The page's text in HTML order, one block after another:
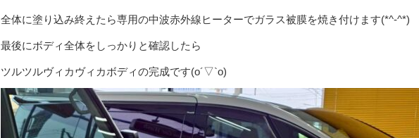
全体に塗り込み終えたら専用の中波赤外線ヒーターでガラス被膜を焼き付けます(*^-^*)
最後にボディ全体をしっかりと確認したら
ツルツルヴィカヴィカボディの完成です(o´▽`o)